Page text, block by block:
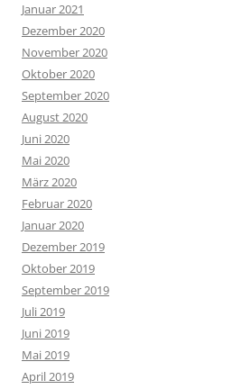
Januar 2021
Dezember 2020
November 2020
Oktober 2020
September 2020
August 2020
Juni 2020
Mai 2020
März 2020
Februar 2020
Januar 2020
Dezember 2019
Oktober 2019
September 2019
Juli 2019
Juni 2019
Mai 2019
April 2019